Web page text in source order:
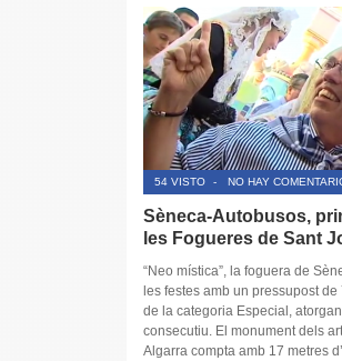
54 VISTO - NO HAY
Sèneca-Autobusos,
les Fogueres de Sant
“Neo mística”, la foguera de
les festes amb un pressupost
de la categoria Especial,
consecutiu. El monument dels
Algarra compta amb 17 metres